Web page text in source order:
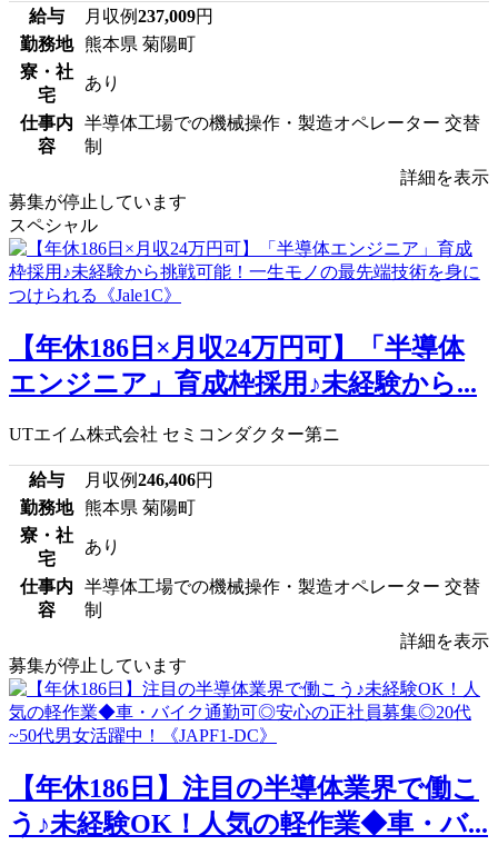
給与 月収例237,009円
勤務地
熊本県 菊陽町
寮・社
宅
あり
仕事内
容
半導体工場での機械操作・製造オペレーター 交替
制
詳細を表示
募集が停止しています
スペシャル
【年休186日×月収24万円可】「半導体
エンジニア」育成枠採用♪未経験から...
UTエイム株式会社 セミコンダクター第ニ
給与 月収例246,406円
勤務地
熊本県 菊陽町
寮・社
宅
あり
仕事内
容
半導体工場での機械操作・製造オペレーター 交替
制
詳細を表示
募集が停止しています
【年休186日】注目の半導体業界で働こ
う♪未経験OK！人気の軽作業◆車・バ...